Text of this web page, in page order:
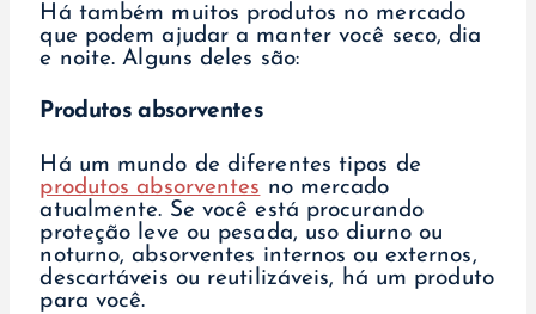
Há também muitos produtos no mercado
que podem ajudar a manter você seco, dia
e noite. Alguns deles são:
Produtos absorventes
Há um mundo de diferentes tipos de
produtos absorventes no mercado
atualmente. Se você está procurando
proteção leve ou pesada, uso diurno ou
noturno, absorventes internos ou externos,
descartáveis ou reutilizáveis, há um produto
para você.